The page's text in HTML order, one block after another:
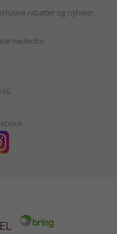
rabatter og nyheter.
nedenfor.
95